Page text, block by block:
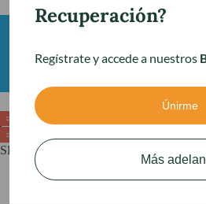
Cuidado
General
cantidad
Añadir al
SKU: HSKIT-02
Recuperación?
Regístrate y accede a nuestros
Únirme
Más